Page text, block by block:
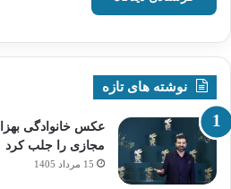
نوشته های تازه
عکس خانوادگی
مجازی را جلب کرد
15 مرداد 1405